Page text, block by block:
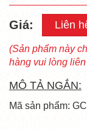
Giá: Liên
(Sản phẩm này
hàng vui lòng
MÔ TẢ NGẮN:
Mã sản phẩm: